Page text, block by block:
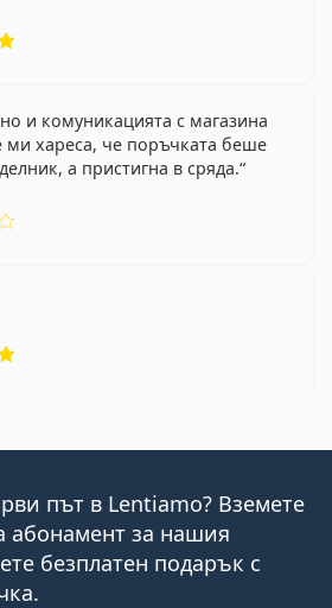
и комуникацията с магазина
хареса, че поръчката беше
а пристигна в сряда.
път в Lentiamo? Вземете
абонамент за нашия
безплатен подарък с